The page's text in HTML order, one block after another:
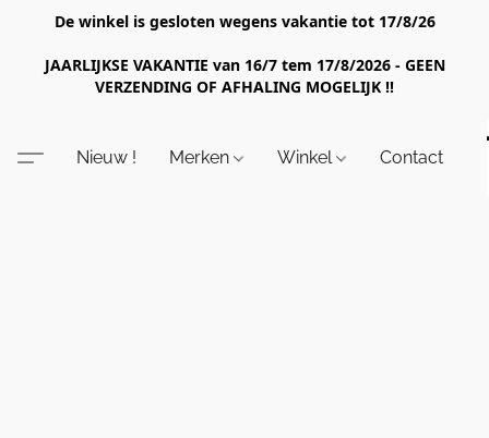
De winkel is gesloten wegens vakantie tot 17/8/26
JAARLIJKSE VAKANTIE van 16/7 tem 17/8/2026 - GEEN
VERZENDING OF AFHALING MOGELIJK !!
Nieuw ! Merken Winkel Contact